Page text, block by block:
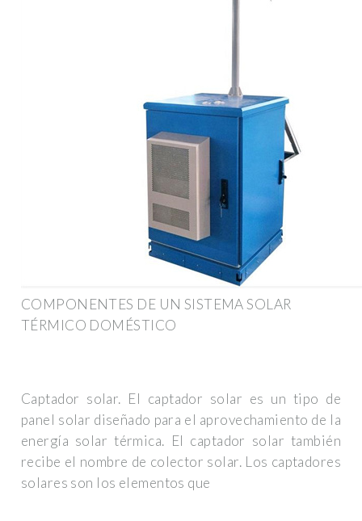
COMPONENTES DE UN SISTEMA SOLAR
TÉRMICO DOMÉSTICO
Captador solar. El captador solar es un tipo de
panel solar diseñado para el aprovechamiento de la
energía solar térmica. El captador solar también
recibe el nombre de colector solar. Los captadores
solares son los elementos que